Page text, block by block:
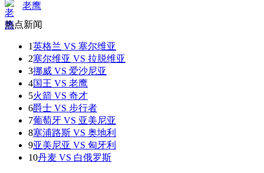
老鹰
热点新闻
1英格兰 VS 塞尔维亚
2塞尔维亚 VS 拉脱维亚
3挪威 VS 爱沙尼亚
4国王 VS 老鹰
5火箭 VS 奇才
6爵士 VS 步行者
7葡萄牙 VS 亚美尼亚
8塞浦路斯 VS 奥地利
9亚美尼亚 VS 匈牙利
10丹麦 VS 白俄罗斯